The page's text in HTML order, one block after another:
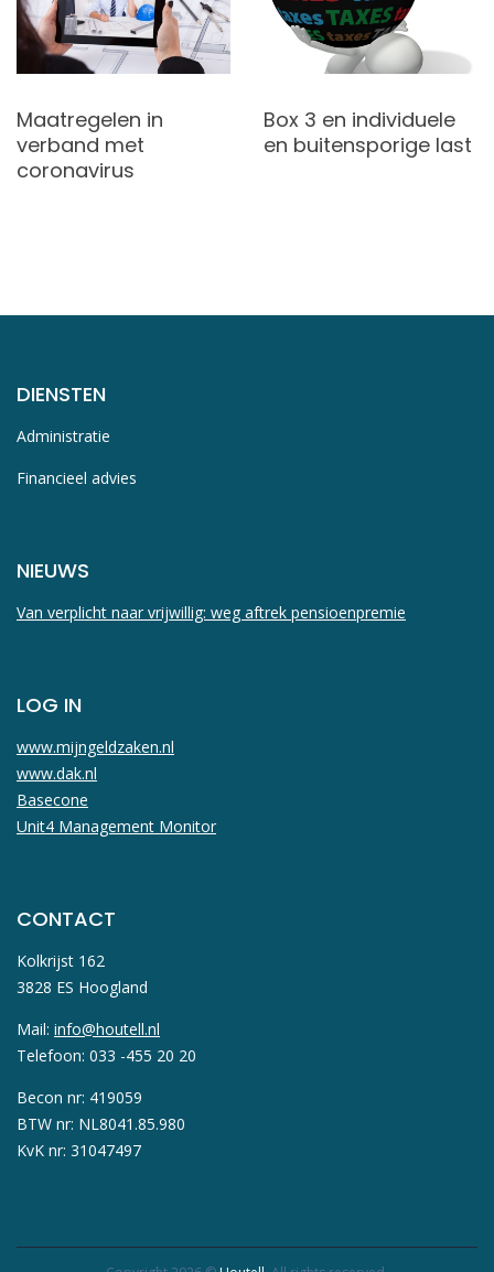
Maatregelen in
verband met
coronavirus
Box 3 en individuele
en buitensporige last
DIENSTEN
Administratie
Financieel advies
NIEUWS
Van verplicht naar vrijwillig: weg aftrek pensioenpremie
LOG IN
www.mijngeldzaken.nl
www.dak.nl
Basecone
Unit4 Management Monitor
CONTACT
Kolkrijst 162
3828 ES Hoogland
Mail: info@houtell.nl
Telefoon: 033 -455 20 20
Becon nr: 419059
BTW nr: NL8041.85.980
KvK nr: 31047497